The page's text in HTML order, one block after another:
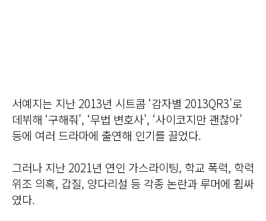
서예지는 지난 2013년 시트콤 ‘감자별 2013QR3’로
데뷔해 ‘구해줘’, ‘무법 변호사’, ‘사이코지만 괜찮아’
등에 여러 드라마에 출연해 인기를 끌었다.
그러나 지난 2021년 연인 가스라이팅, 학교 폭력, 학력
위조 의혹, 갑질, 양다리설 등 각종 논란과 루머에 휩싸
였다.